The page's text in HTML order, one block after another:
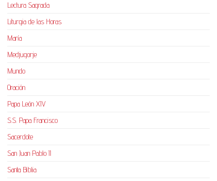
Lectura Sagrada
Liturgia de las Horas
María
Medjugorje
Mundo
Oración
Papa León XIV
S.S. Papa Francisco
Sacerdote
San Juan Pablo II
Santa Biblia